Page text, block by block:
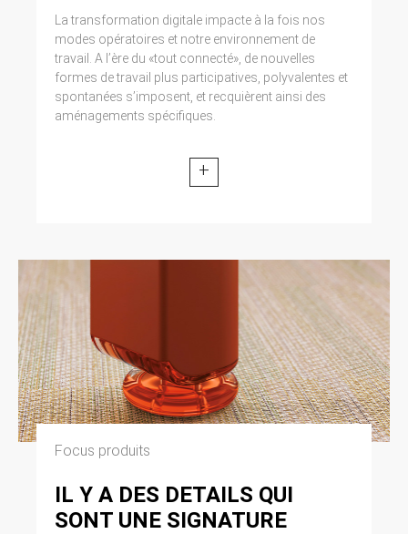
La transformation digitale impacte à la fois nos
modes opératoires et notre environnement de
travail. A l’ère du «tout connecté», de nouvelles
formes de travail plus participatives, polyvalentes et
spontanées s’imposent, et recquièrent ainsi des
aménagements spécifiques.
+
Focus produits
IL Y A DES DETAILS QUI
SONT UNE SIGNATURE